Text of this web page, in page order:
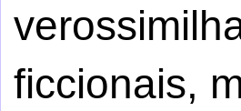
ficcionais,